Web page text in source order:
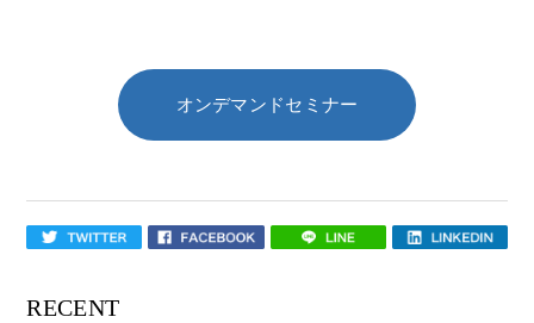
オンデマンドセミナー
RECENT